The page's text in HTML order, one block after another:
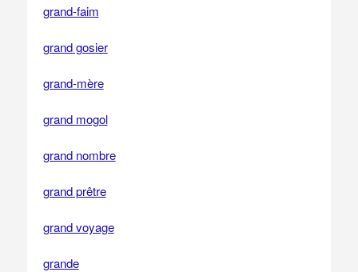
grand-faim
grand gosier
grand-mère
grand mogol
grand nombre
grand prêtre
grand voyage
grande